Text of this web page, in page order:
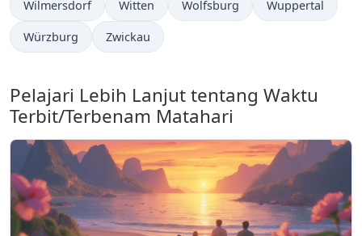
Wilmersdorf Witten Wolfsburg Wuppertal
Würzburg Zwickau
Pelajari Lebih Lanjut tentang Waktu
Terbit/Terbenam Matahari